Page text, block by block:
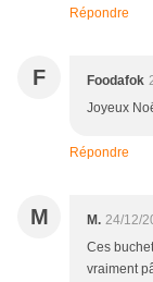
Répondre
F Foodafok
Joyeux
Répondre
M M. 24/12/
Ces
vraiment